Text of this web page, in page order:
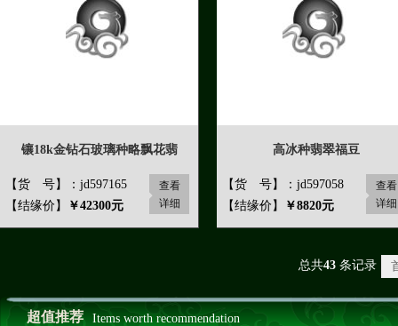
镶18k金钻石玻璃种略飘花翡
【货 号】：jd597165
【结缘价】
￥42300元
查看
详细
高冰种翡翠福豆
【货 号】：jd597058
【结缘价】
￥8820元
查看
详细
总共43 条记录
超值推荐 Items worth recommendation